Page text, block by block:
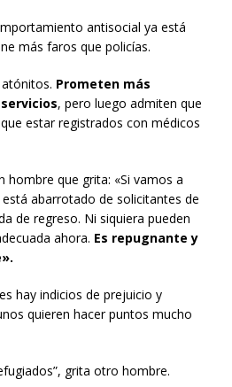
antisocial ya está
más faros que policías.
Prometen más
, pero luego admiten que
estar registrados con médicos
hombre que grita: «Si vamos a
abarrotado de solicitantes de
de regreso. Ni siquiera pueden
ahora. Es repugnante y
hay indicios de prejuicio y
quieren hacer puntos mucho
grita otro hombre.